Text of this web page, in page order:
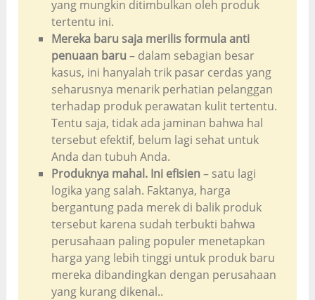
yang mungkin ditimbulkan oleh produk
tertentu ini.
Mereka baru saja merilis formula anti
penuaan baru – dalam sebagian besar
kasus, ini hanyalah trik pasar cerdas yang
seharusnya menarik perhatian pelanggan
terhadap produk perawatan kulit tertentu.
Tentu saja, tidak ada jaminan bahwa hal
tersebut efektif, belum lagi sehat untuk
Anda dan tubuh Anda.
Produknya mahal. Ini efisien– satu lagi
logika yang salah. Faktanya, harga
bergantung pada merek di balik produk
tersebut karena sudah terbukti bahwa
perusahaan paling populer menetapkan
harga yang lebih tinggi untuk produk baru
mereka dibandingkan dengan perusahaan
yang kurang dikenal..